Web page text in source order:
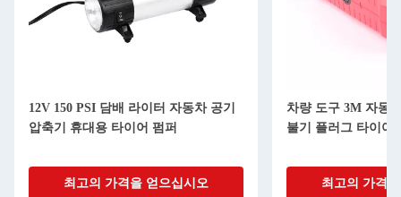
12V 150 PSI 담배 라이터 자동차 공기
압축기 휴대용 타이어 펌퍼
최고의 가격을 얻으십시오
차량 도구 3M 자동
불기 플러그 타이어
최고의 가격